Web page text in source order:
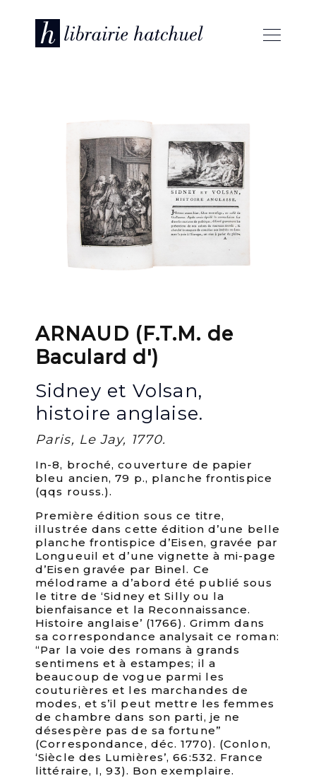
ARNAUD (F.T.M. de
Baculard d')
Sidney et Volsan,
histoire anglaise.
Paris, Le Jay, 1770.
In-8, broché, couverture de papier
bleu ancien, 79 p., planche frontispice
(qqs rouss.).
Première édition sous ce titre,
illustrée dans cette édition d’une belle
planche frontispice d’Eisen, gravée par
Longueuil et d’une vignette à mi-page
d’Eisen gravée par Binel. Ce
mélodrame a d’abord été publié sous
le titre de ‘Sidney et Silly ou la
bienfaisance et la Reconnaissance.
Histoire anglaise’ (1766). Grimm dans
sa correspondance analysait ce roman:
“Par la voie des romans à grands
sentimens et à estampes; il a
beaucoup de vogue parmi les
couturières et les marchandes de
modes, et s’il peut mettre les femmes
de chambre dans son parti, je ne
désespère pas de sa fortune”
(Correspondance, déc. 1770). (Conlon,
‘Siècle des Lumières’, 66:532. France
littéraire, I, 93). Bon exemplaire.